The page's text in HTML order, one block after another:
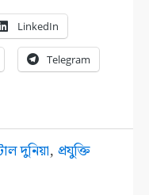
LinkedIn
Telegram
দুনিয়া,প্রযুক্তি